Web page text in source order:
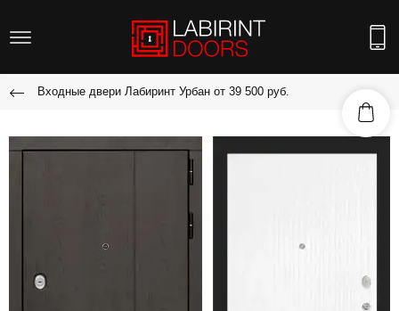
Входные двери Лабиринт Урбан от 39 500 руб.